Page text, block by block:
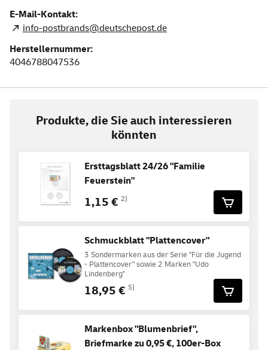
E-Mail-Kontakt:
info-postbrands@deutschepost.de
Herstellernummer:
4046788047536
Produkte, die Sie auch interessieren
könnten
Ersttagsblatt 24/26 "Familie
Feuerstein"
1,15 € 2)
Schmuckblatt "Plattencover"
3 Sondermarken aus der Serie "Für die Jugend
- Plattencover" sowie 2 Marken "Udo
Lindenberg"
18,95 € 5)
Markenbox "Blumenbrief",
Briefmarke zu 0,95 €, 100er-Box